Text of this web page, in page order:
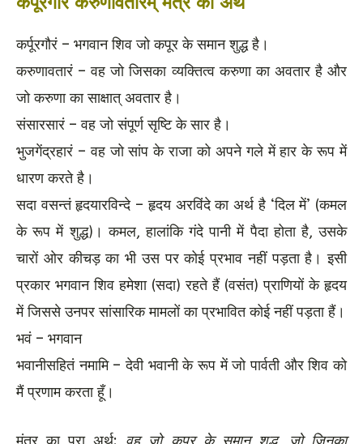
कर्पूरगौरं – भगवान शिव जो कपूर के समान शुद्ध है।
करुणावतारं – वह जो जिसका व्यक्तित्व करुणा का अवतार है और
जो करुणा का साक्षात् अवतार है।
संसारसारं – वह जो संपूर्ण सृष्टि के सार है।
भुजगेंद्रहारं – वह जो सांप के राजा को अपने गले में हार के रूप में
धारण करते है।
सदा वसन्तं हृदयारविन्दे – हृदय अरविंदे का अर्थ है ‘दिल में’ (कमल
के रूप में शुद्ध)। कमल, हालांकि गंदे पानी में पैदा होता है, उसके
चारों ओर कीचड़ का भी उस पर कोई प्रभाव नहीं पड़ता है। इसी
प्रकार भगवान शिव हमेशा (सदा) रहते हैं (वसंत) प्राणियों के हृदय
में जिससे उनपर सांसारिक मामलों का प्रभावित कोई नहीं पड़ता हैं।
भवं – भगवान
भवानीसहितं नमामि – देवी भवानी के रूप में जो पार्वती और शिव को
मैं प्रणाम करता हूँ।